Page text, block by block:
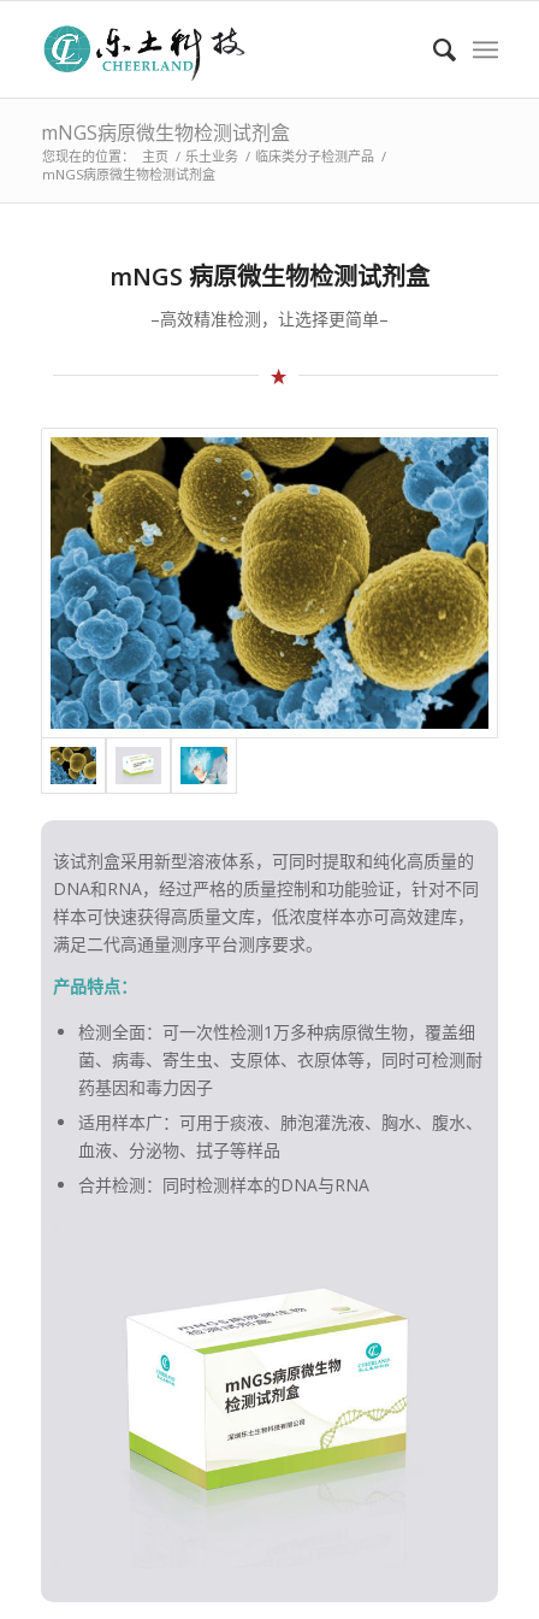
mNGS病原微生物检测试剂盒
您现在的位置： 主页 / 乐土业务 / 临床类分子检测产品 /
mNGS病原微生物检测试剂盒
mNGS 病原微生物检测试剂盒
–高效精准检测，让选择更简单–
该试剂盒采用新型溶液体系，可同时提取和纯化高质量的
DNA和RNA，经过严格的质量控制和功能验证，针对不同
样本可快速获得高质量文库，低浓度样本亦可高效建库，
满足二代高通量测序平台测序要求。
产品特点：
检测全面：可一次性检测1万多种病原微生物，覆盖细
菌、病毒、寄生虫、支原体、衣原体等，同时可检测耐
药基因和毒力因子
适用样本广：可用于痰液、肺泡灌洗液、胸水、腹水、
血液、分泌物、拭子等样品
合并检测：同时检测样本的DNA与RNA